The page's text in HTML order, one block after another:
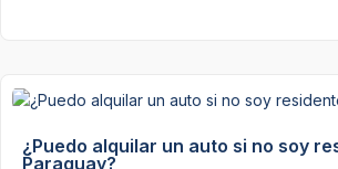
¿Puedo alquilar un auto si no soy
Paraguay?